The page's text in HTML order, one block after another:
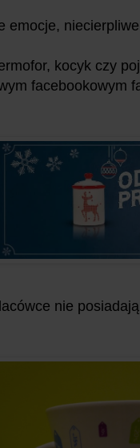
emocje,
kocyk czy
facebookowym
nie